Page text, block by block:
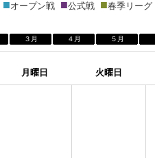
■オープン戦 ■公式戦 ■春季リー
３月 ４月 ５月
月曜日 火曜日